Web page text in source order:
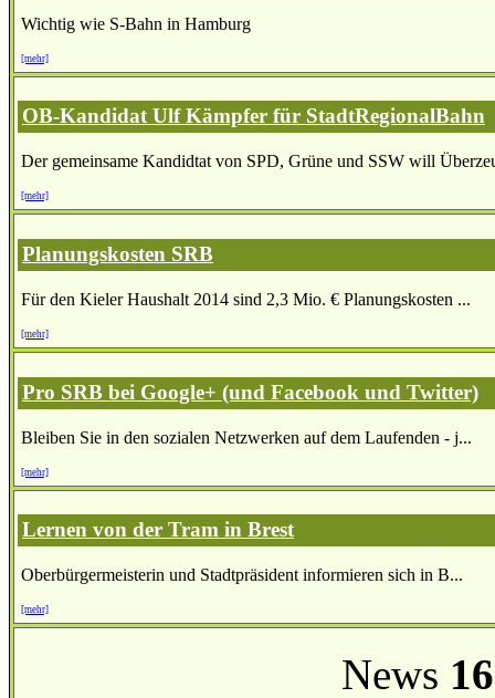
Wichtig wie S-Bahn in Hamburg
[mehr]
OB-Kandidat Ulf Kämpfer für StadtRegionalBahn
Der gemeinsame Kandidtat von SPD, Grüne und SSW will
[mehr]
Planungskosten SRB
Für den Kieler Haushalt 2014 sind 2,3 Mio. € Planungskosten ...
[mehr]
Pro SRB bei Google+ (und Facebook und Twitter)
Bleiben Sie in den sozialen Netzwerken auf dem Laufenden - j...
[mehr]
Lernen von der Tram in Brest
Oberbürgermeisterin und Stadtpräsident informieren sich in B...
[mehr]
News